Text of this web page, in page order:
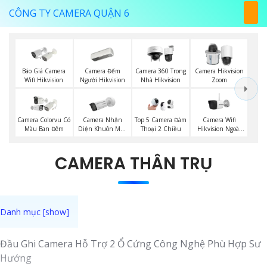
CÔNG TY CAMERA QUẬN 6
Báo Giá Camera
Wifi Hikvision
Camera Đếm
Người Hikvision
Camera 360 Trong
Nhà Hikvision
Camera Hikvision
Zoom
Camera Colorvu Có
Màu Ban Đêm
Camera Nhận
Diện Khuôn Mặt
Top 5 Camera Đàm
Thoại 2 Chiều
Camera Wifi
Hikvision Ngoài
CAMERA THÂN TRỤ
Đầu Ghi Camera Hỗ Trợ 2 Ổ Cứng Công Nghệ Phù Hợp Sư
Hướng